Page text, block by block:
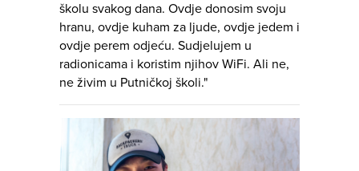
školu svakog dana. Ovdje donosim svoju
hranu, ovdje kuham za ljude, ovdje jedem i
ovdje perem odjeću. Sudjelujem u
radionicama i koristim njihov WiFi. Ali ne,
ne živim u Putničkoj školi."